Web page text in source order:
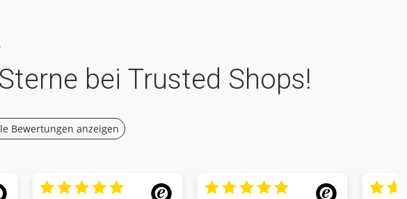
bei Trusted Shops!
Bewertungen anzeigen